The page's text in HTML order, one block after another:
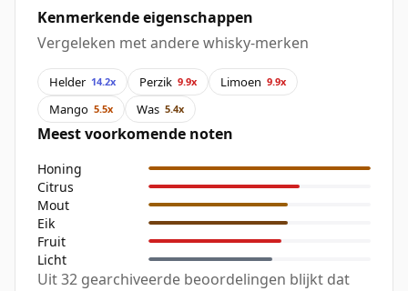
Kenmerkende eigenschappen
Vergeleken met andere whisky-merken
Helder 14.2x Perzik 9.9x Limoen 9.9x
Mango 5.5x Was 5.4x
Meest voorkomende noten
Honing
Citrus
Mout
Eik
Fruit
Licht
Uit 32 gearchiveerde beoordelingen blijkt dat